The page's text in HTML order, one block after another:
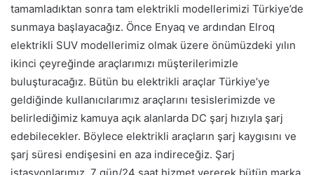
tamamladıktan sonra tam elektrikli modellerimizi Türkiye’de
sunmaya başlayacağız. Önce Enyaq ve ardından Elroq
elektrikli SUV modellerimiz olmak üzere önümüzdeki yılın
ikinci çeyreğinde araçlarımızı müşterilerimizle
buluşturacağız. Bütün bu elektrikli araçlar Türkiye’ye
geldiğinde kullanıcılarımız araçlarını tesislerimizde ve
belirlediğimiz kamuya açık alanlarda DC şarj hızıyla şarj
edebilecekler. Böylece elektrikli araçların şarj kaygısını ve
şarj süresi endişesini en aza indireceğiz. Şarj